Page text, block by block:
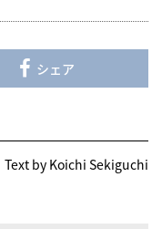
シェア
Text by Koichi Sekiguchi